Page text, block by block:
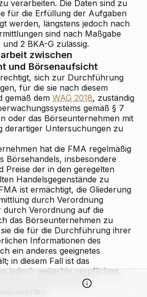
verarbeiten. Die Daten sind zu
für die Erfüllung der Aufgaben
werden, längstens jedoch nach
sind nach Maßgabe
2 BKA-G zulässig.
zwischen
und Börsenaufsicht
sich zur Durchführung
für die sie nach diesem
gemäß dem WAG 2018, zuständig
gemäß § 7
oder das Börseunternehmen mit
derartiger Untersuchungen zu
hat die FMA regelmäßig
Börsehandels, insbesondere
Preise der in den geregelten
Handelsgegenstände zu
ist ermächtigt, die Gliederung
durch Verordnung
durch Verordnung auf die
das Börseunternehmen zu
die für die Durchführung ihrer
Informationen des
ein anderes geeignetes
in diesem Fall ist das
jedoch weiterhin verpflichtet,
FMA zum Börsehandel